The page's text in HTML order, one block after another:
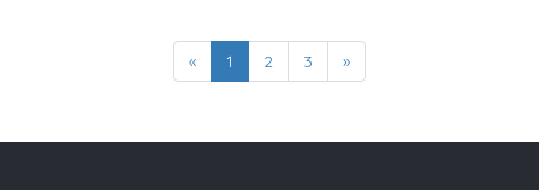
« 1 2 3 »